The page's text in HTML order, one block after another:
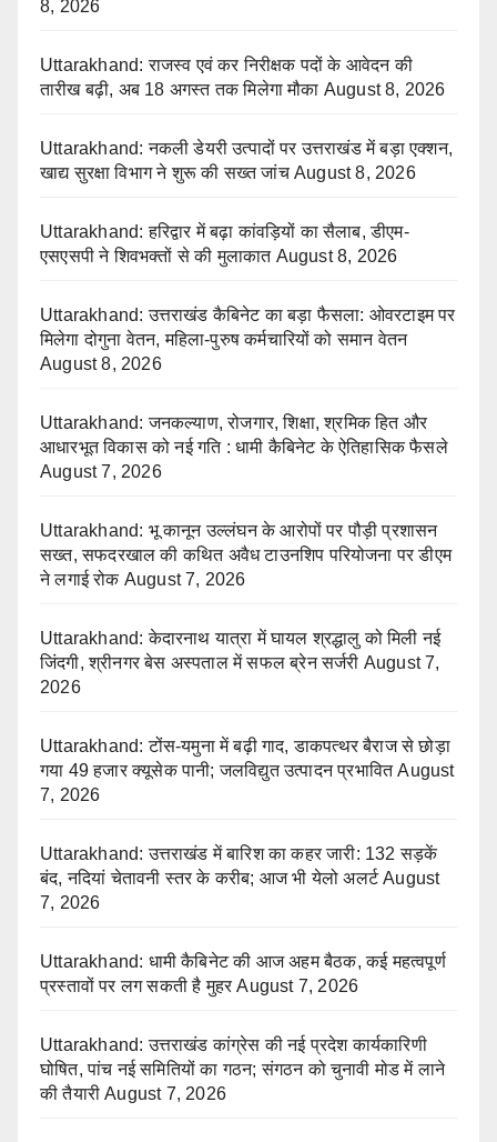
8, 2026
Uttarakhand: राजस्व एवं कर निरीक्षक पदों के आवेदन की
तारीख बढ़ी, अब 18 अगस्त तक मिलेगा मौका August 8, 2026
Uttarakhand: नकली डेयरी उत्पादों पर उत्तराखंड में बड़ा एक्शन,
खाद्य सुरक्षा विभाग ने शुरू की सख्त जांच August 8, 2026
Uttarakhand: हरिद्वार में बढ़ा कांवड़ियों का सैलाब, डीएम-
एसएसपी ने शिवभक्तों से की मुलाकात August 8, 2026
Uttarakhand: उत्तराखंड कैबिनेट का बड़ा फैसला: ओवरटाइम पर
मिलेगा दोगुना वेतन, महिला-पुरुष कर्मचारियों को समान वेतन
August 8, 2026
Uttarakhand: जनकल्याण, रोजगार, शिक्षा, श्रमिक हित और
आधारभूत विकास को नई गति : धामी कैबिनेट के ऐतिहासिक फैसले
August 7, 2026
Uttarakhand: भू कानून उल्लंघन के आरोपों पर पौड़ी प्रशासन
सख्त, सफदरखाल की कथित अवैध टाउनशिप परियोजना पर डीएम
ने लगाई रोक August 7, 2026
Uttarakhand: केदारनाथ यात्रा में घायल श्रद्धालु को मिली नई
जिंदगी, श्रीनगर बेस अस्पताल में सफल ब्रेन सर्जरी August 7,
2026
Uttarakhand: टोंस-यमुना में बढ़ी गाद, डाकपत्थर बैराज से छोड़ा
गया 49 हजार क्यूसेक पानी; जलविद्युत उत्पादन प्रभावित August
7, 2026
Uttarakhand: उत्तराखंड में बारिश का कहर जारी: 132 सड़कें
बंद, नदियां चेतावनी स्तर के करीब; आज भी येलो अलर्ट August
7, 2026
Uttarakhand: धामी कैबिनेट की आज अहम बैठक, कई महत्वपूर्ण
प्रस्तावों पर लग सकती है मुहर August 7, 2026
Uttarakhand: उत्तराखंड कांग्रेस की नई प्रदेश कार्यकारिणी
घोषित, पांच नई समितियों का गठन; संगठन को चुनावी मोड में लाने
की तैयारी August 7, 2026